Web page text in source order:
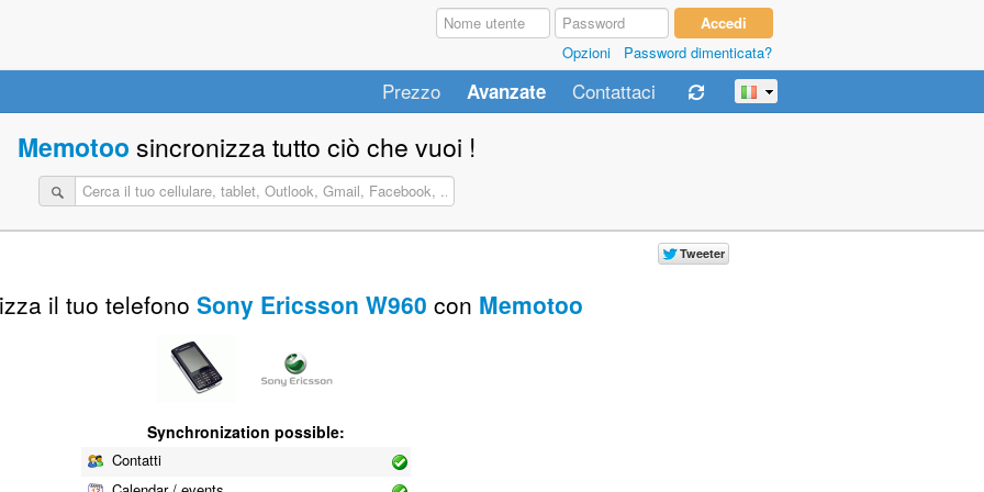
Opzioni Password dimenticata?
Prezzo Avanzate Contattaci
Memotoo sincronizza tutto ciò che vuoi !
il tuo telefono Sony Ericsson W960 con Memotoo
Synchronization possible:
Contatti